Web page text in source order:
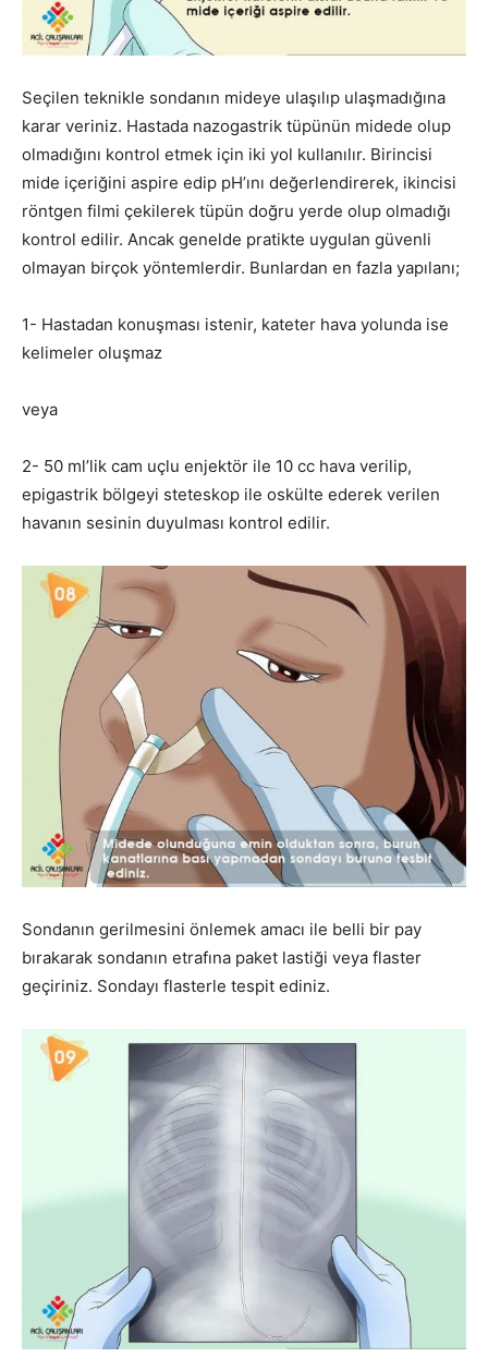
Seçilen teknikle sondanın mideye ulaşılıp ulaşmadığına
karar veriniz. Hastada nazogastrik tüpünün midede olup
olmadığını kontrol etmek için iki yol kullanılır. Birincisi
mide içeriğini aspire edip pH’ını değerlendirerek, ikincisi
röntgen filmi çekilerek tüpün doğru yerde olup olmadığı
kontrol edilir. Ancak genelde pratikte uygulan güvenli
olmayan birçok yöntemlerdir. Bunlardan en fazla yapılanı;
1- Hastadan konuşması istenir, kateter hava yolunda ise
kelimeler oluşmaz
veya
2- 50 ml’lik cam uçlu enjektör ile 10 cc hava verilip,
epigastrik bölgeyi steteskop ile oskülte ederek verilen
havanın sesinin duyulması kontrol edilir.
Sondanın gerilmesini önlemek amacı ile belli bir pay
bırakarak sondanın etrafına paket lastiği veya flaster
geçiriniz. Sondayı flasterle tespit ediniz.